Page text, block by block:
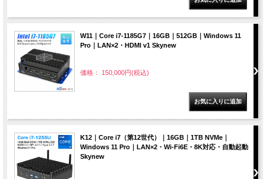
W11｜Core i7-1185G7｜16GB｜512GB｜Windows 11
Pro｜LAN×2・HDMI v1 Skynew
価格： 150,000円(税込)
K12｜Core i7（第12世代）｜16GB｜1TB NVMe｜
Windows 11 Pro｜LAN×2・Wi-Fi6E・8K対応・自動起動
Skynew